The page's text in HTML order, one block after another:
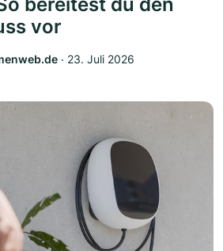
vor
‧ 23. Juli 2026